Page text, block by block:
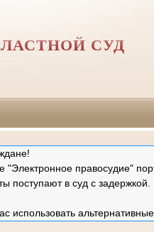
СУД
правосудие"
поступают в суд с задержкой.
альтернативные